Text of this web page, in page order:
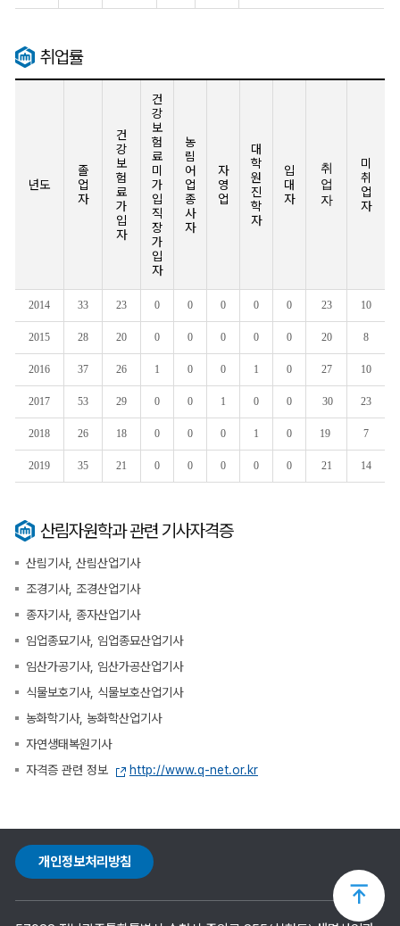
공
집
요
강
취업률
년도
졸
업
자
건
강
보
험
료
가
입
자
건
강
보
험
료
미
가
입
직
장
가
입
자
농
림
어
업
종
사
자
자
영
업
대
학
원
진
학
자
입
대
자
취
업
자
미
취
업
자
2014 33 23 0 0 0 0 0 23 10
2015 28 20 0 0 0 0 0 20 8
2016 37 26 1 0 0 1 0 27 10
2017 53 29 0 0 1 0 0 30 23
2018 26 18 0 0 0 1 0 19 7
2019 35 21 0 0 0 0 0 21 14
산림자원학과 관련 기사자격증
산림기사, 산림산업기사
조경기사, 조경산업기사
종자기사, 종자산업기사
임업종묘기사, 임업종묘산업기사
임산가공기사, 임산가공산업기사
식물보호기사, 식물보호산업기사
농화학기사, 농화학산업기사
자연생태복원기사
자격증 관련 정보
http://www.q-net.or.kr
개인정보처리방침
상